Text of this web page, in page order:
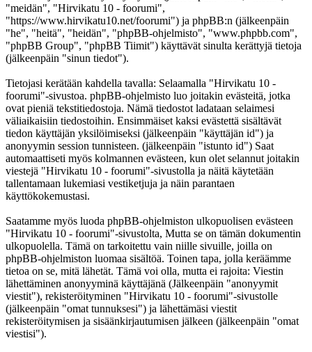
"meidän", "Hirvikatu 10 - foorumi",
"https://www.hirvikatu10.net/foorumi") ja phpBB:n (jälkeenpäin
"he", "heitä", "heidän", "phpBB-ohjelmisto", "www.phpbb.com",
"phpBB Group", "phpBB Tiimit") käyttävät sinulta kerättyjä tietoja
(jälkeenpäin "sinun tiedot").
Tietojasi kerätään kahdella tavalla: Selaamalla "Hirvikatu 10 -
foorumi"-sivustoa. phpBB-ohjelmisto luo joitakin evästeitä, jotka
ovat pieniä tekstitiedostoja. Nämä tiedostot ladataan selaimesi
väliaikaisiin tiedostoihin. Ensimmäiset kaksi evästettä sisältävät
tiedon käyttäjän yksilöimiseksi (jälkeenpäin "käyttäjän id") ja
anonyymin session tunnisteen. (jälkeenpäin "istunto id") Saat
automaattiseti myös kolmannen evästeen, kun olet selannut joitakin
viestejä "Hirvikatu 10 - foorumi"-sivustolla ja näitä käytetään
tallentamaan lukemiasi vestiketjuja ja näin parantaen
käyttökokemustasi.
Saatamme myös luoda phpBB-ohjelmiston ulkopuolisen evästeen
"Hirvikatu 10 - foorumi"-sivustolta, Mutta se on tämän dokumentin
ulkopuolella. Tämä on tarkoitettu vain niille sivuille, joilla on
phpBB-ohjelmiston luomaa sisältöä. Toinen tapa, jolla keräämme
tietoa on se, mitä lähetät. Tämä voi olla, mutta ei rajoita: Viestin
lähettäminen anonyyminä käyttäjänä (Jälkeenpäin "anonyymit
viestit"), rekisteröityminen "Hirvikatu 10 - foorumi"-sivustolle
(jälkeenpäin "omat tunnuksesi") ja lähettämäsi viestit
rekisteröitymisen ja sisäänkirjautumisen jälkeen (jälkeenpäin "omat
viestisi").